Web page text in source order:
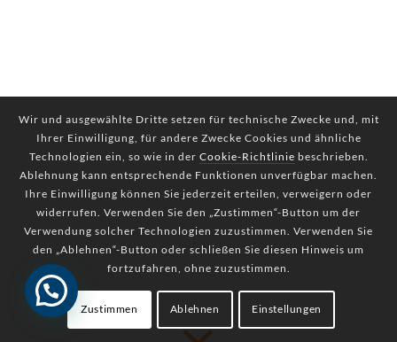
Wir und ausgewählte Dritte setzen für technische Zwecke und, mit
Ihrer Einwilligung, für andere Zwecke Cookies und ähnliche
Technologien ein, so wie in der Cookie-Richtlinie beschrieben.
Ablehnung kann entsprechende Funktionen unverfügbar machen.
Ihre Einwilligung können Sie jederzeit erteilen, verweigern oder
widerrufen. Verwenden Sie den „Zustimmen“-Button um der
Verwendung solcher Technologien zuzustimmen. Verwenden Sie
den „Ablehnen“-Button oder schließen Sie diesen Hinweis um
fortzufahren, ohne zuzustimmen.
Zustimmen Ablehnen Einstellungen